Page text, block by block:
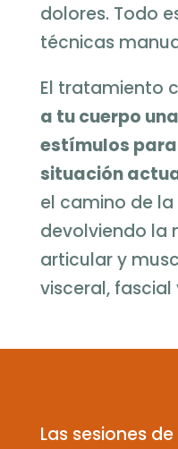
dolores. Todo
técnicas
El tratamiento
a tu cuerpo
estímulos
situación
el camino de
devolviendo la
articular y
visceral, fascial
Las sesiones